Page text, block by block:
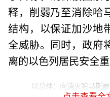
释，削弱乃至消除哈
结构，以保证加沙地
全威胁。同时，政府
离的以色列居民安全重
以总理：向消灭哈马斯